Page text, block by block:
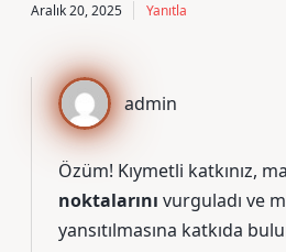
Aralık 20, 2025 Yanıtla
admin
Özüm! Kıymetli katkınız,
noktalarını vurguladı ve
yansıtılmasına katkıda